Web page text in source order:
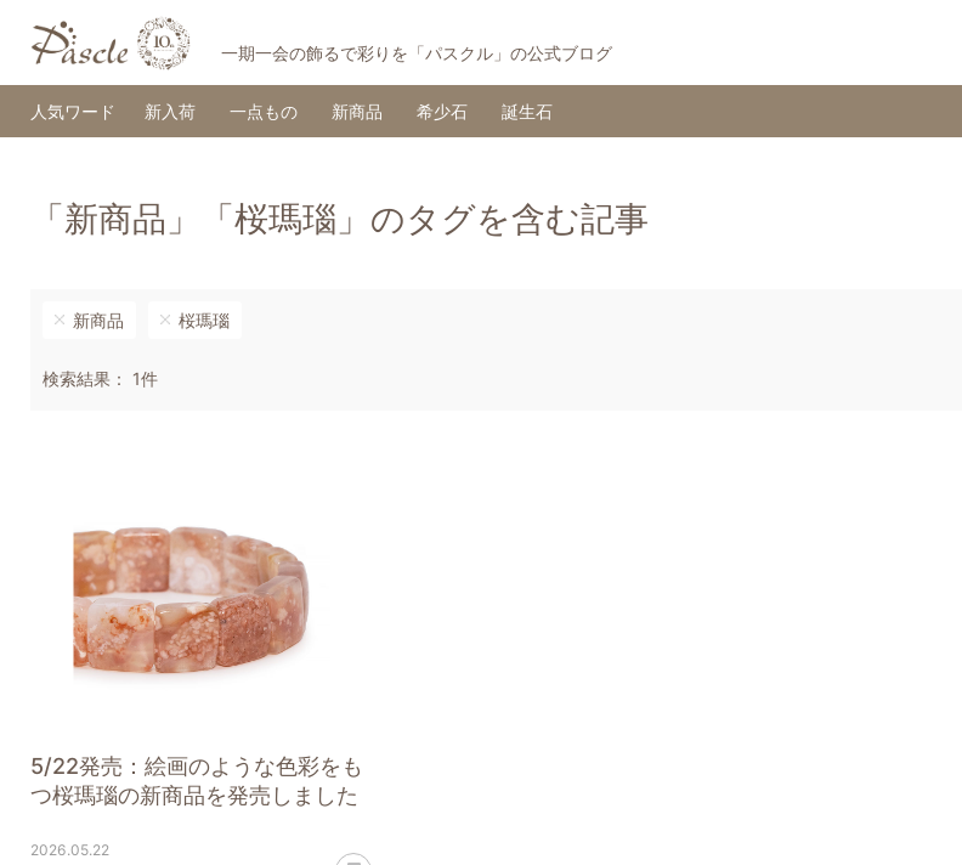
一期一会の飾るで彩りを「パスクル」の公式ブログ
人気ワード 新入荷 一点もの 新商品 希少石 誕生石
「新商品」「桜瑪瑙」のタグを含む記事
新商品 桜瑪瑙
検索結果： 1件
5/22発売：絵画のような色彩をも
つ桜瑪瑙の新商品を発売しました
2026.05.22